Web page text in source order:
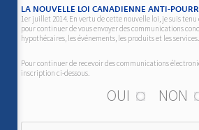
LA NOUVELLE LOI CANADIENNE ANTI-
1er juillet 2014. En vertu de cette nouvelle loi, je suis
pour continuer de vous envoyer des communications
hypothécaires, les événements, les produits et les services.
Pour continuer de recevoir des communications
inscription ci-dessous.
OUI NON